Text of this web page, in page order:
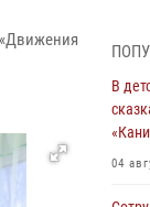
06
В
В
04